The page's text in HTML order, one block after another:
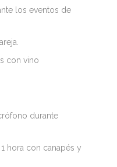
los eventos de
con vino
durante
hora con canapés y